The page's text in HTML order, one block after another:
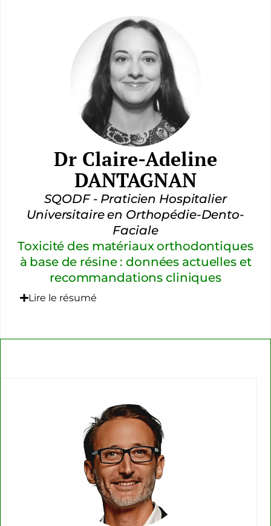
Dr Claire-Adeline
DANTAGNAN
SQODF - Praticien Hospitalier
Universitaire en Orthopédie-Dento-
Faciale
Toxicité des matériaux orthodontiques
à base de résine : données actuelles et
recommandations cliniques
Lire le résumé